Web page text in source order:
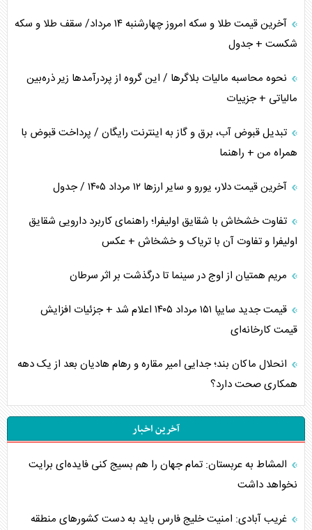
آخرین قیمت طلا و سکه امروز چهارشنبه ۱۴ مرداد/ سقف طلا و سکه
شکست + جدول
نحوه محاسبه مالیات بلاگر‌ها / این گروه از پردرآمد‌ها زیر ذره‌بین
مالیاتی + جزییات
تبدیل قبوض آب، برق و گاز به اینترنت رایگان / پرداخت قبوض با
همراه من + راهنما
آخرین قیمت دلار، یورو و سایر ارز‌ها ۱۲ مرداد ۱۴۰۵ / جدول
تفاوت خشخاش با شقایق اولیفرا؛ راهنمای کاربرد دارویی شقایق
اولیفرا و تفاوت آن با تریاک و خشخاش + عکس
مریم همتیان از اوج در سینما تا درگذشت بر اثر سرطان
قیمت جدید سایپا ۱۵۱ مرداد ۱۴۰۵ اعلام شد + جزئیات افزایش
قیمت کارخانه‌ای
انحلال ماکان بند؛ جدایی امیر مقاره و رهام هادیان بعد از یک دهه
همکاری صحت دارد؟
آخرین اخبار
المشاط به عربستان: تمام جهان را هم بسیج کنی فایده‌ای برایت
نخواهد داشت
غریب آبادی: امنیت خلیج فارس باید به دست کشورهای منطقه